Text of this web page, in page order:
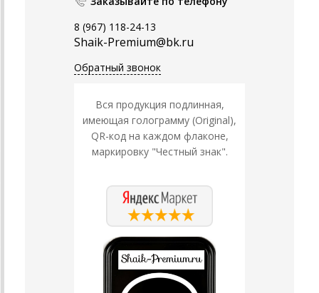
8 (967) 118-24-13
Shaik-Premium@bk.ru
Обратный звонок
Вся продукция подлинная,
имеющая голограмму (Original),
QR-код на каждом флаконе,
маркировку "Честный знак".